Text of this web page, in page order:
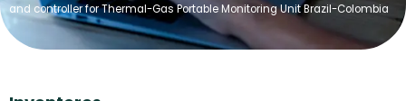
and controller for Thermal-Gas Portable Monitoring Unit Brazil-Colombia